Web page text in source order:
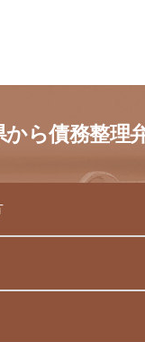
から債務整理